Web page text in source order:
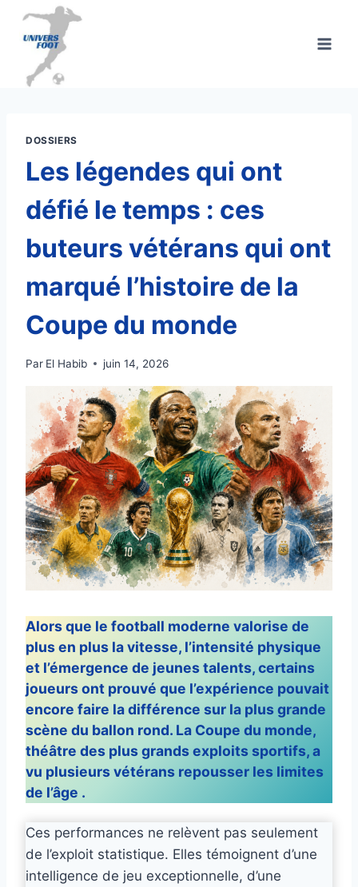
Aller
contenu
DOSSIERS
Les légendes qui ont
défié le temps : ces
buteurs vétérans qui ont
marqué l’histoire de la
Coupe du monde
Par El Habib juin 14, 2026
Alors que le football moderne valorise de
plus en plus la vitesse, l’intensité physique
et l’émergence de jeunes talents, certains
joueurs ont prouvé que l’expérience pouvait
encore faire la différence sur la plus grande
scène du ballon rond. La Coupe du monde,
théâtre des plus grands exploits sportifs, a
vu plusieurs vétérans repousser les limites
de l’âge .
Ces performances ne relèvent pas seulement
de l’exploit statistique. Elles témoignent d’une
intelligence de jeu exceptionnelle, d’une